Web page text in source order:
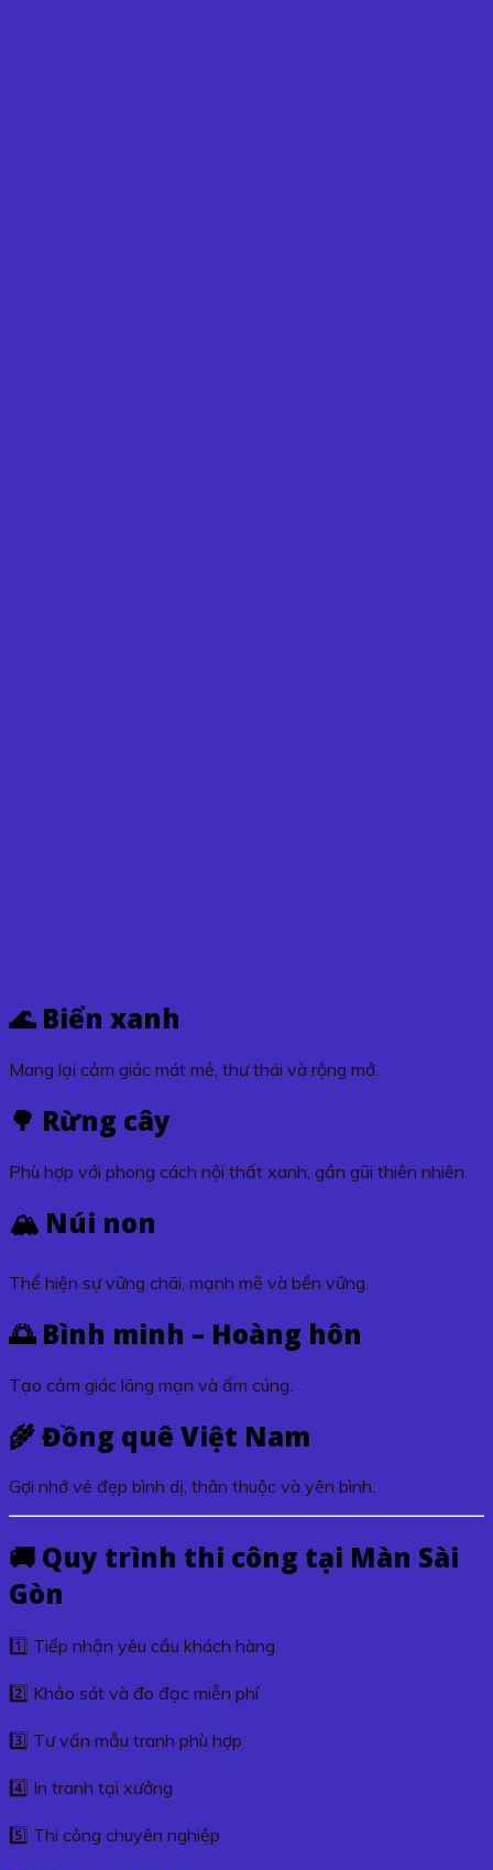
🌊 Biển xanh
Mang lại cảm giác mát mẻ, thư thái và rộng mở.
🌳 Rừng cây
Phù hợp với phong cách nội thất xanh, gần gũi thiên nhiên.
🏔️ Núi non
Thể hiện sự vững chãi, mạnh mẽ và bền vững.
🌅 Bình minh – Hoàng hôn
Tạo cảm giác lãng mạn và ấm cúng.
🌾 Đồng quê Việt Nam
Gợi nhớ vẻ đẹp bình dị, thân thuộc và yên bình.
🚚 Quy trình thi công tại Màn Sài
Gòn
1️⃣ Tiếp nhận yêu cầu khách hàng
2️⃣ Khảo sát và đo đạc miễn phí
3️⃣ Tư vấn mẫu tranh phù hợp
4️⃣ In tranh tại xưởng
5️⃣ Thi công chuyên nghiệp